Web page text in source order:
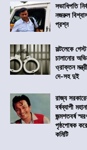
সভাধিপতি
নজরুল
প্রশ্ন
সল্টলেকে
চালানোর
ও্রাক্তন
দে-সহ দুই
রাজ্য
বর্ষব্যাপী
জন্মশতবর্ষ
পৃষ্ঠপোষক
কমিটি